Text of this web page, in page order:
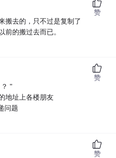
搬去的，只不过是复制了
前的搬过去而已。
赞
"
地址上各楼朋友
问题
赞
赞